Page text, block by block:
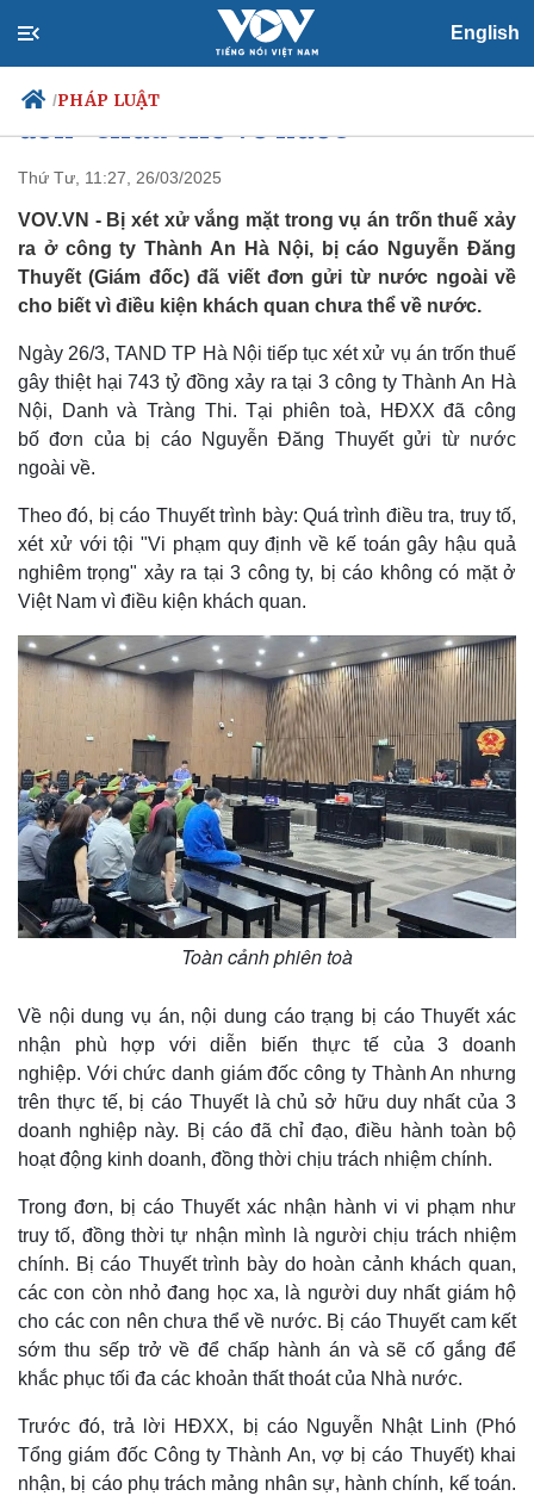
English
/PHÁP LUẬT
Chính trị
Đảng
Tổ chức nhân sự
Quốc hội
Xã hội
Tin 24h
Dự báo thời tiết
Giáo dục
Việc làm
Biển đảo
Thế giới
Quan sát
Cuộc sống đó đây
Hồ sơ
Multimedia
Video
Ảnh
E-Magazine
Infographic
Xét xử vụ Thành An Hà Nội: Bị
cáo Nguyễn Đăng Thuyết viết
đơn "chưa thể về nước"
Thứ Tư, 11:27, 26/03/2025
VOV.VN - Bị xét xử vắng mặt trong vụ án trốn thuế xảy
ra ở công ty Thành An Hà Nội, bị cáo Nguyễn Đăng
Thuyết (Giám đốc) đã viết đơn gửi từ nước ngoài về
cho biết vì điều kiện khách quan chưa thể về nước.
Ngày 26/3, TAND TP Hà Nội tiếp tục xét xử vụ án trốn thuế
gây thiệt hại 743 tỷ đồng xảy ra tại 3 công ty Thành An Hà
Nội, Danh và Tràng Thi. Tại phiên toà, HĐXX đã công
bố đơn của bị cáo Nguyễn Đăng Thuyết gửi từ nước
ngoài về.
Theo đó, bị cáo Thuyết trình bày: Quá trình điều tra, truy tố,
xét xử với tội "Vi phạm quy định về kế toán gây hậu quả
nghiêm trọng" xảy ra tại 3 công ty, bị cáo không có mặt ở
Việt Nam vì điều kiện khách quan.
Toàn cảnh phiên toà
Về nội dung vụ án, nội dung cáo trạng bị cáo Thuyết xác
nhận phù hợp với diễn biến thực tế của 3 doanh
nghiệp. Với chức danh giám đốc công ty Thành An nhưng
trên thực tế, bị cáo Thuyết là chủ sở hữu duy nhất của 3
doanh nghiệp này. Bị cáo đã chỉ đạo, điều hành toàn bộ
hoạt động kinh doanh, đồng thời chịu trách nhiệm chính.
Trong đơn, bị cáo Thuyết xác nhận hành vi vi phạm như
truy tố, đồng thời tự nhận mình là người chịu trách nhiệm
chính. Bị cáo Thuyết trình bày do hoàn cảnh khách quan,
các con còn nhỏ đang học xa, là người duy nhất giám hộ
cho các con nên chưa thể về nước. Bị cáo Thuyết cam kết
sớm thu sếp trở về để chấp hành án và sẽ cố gắng để
khắc phục tối đa các khoản thất thoát của Nhà nước.
Trước đó, trả lời HĐXX, bị cáo Nguyễn Nhật Linh (Phó
Tổng giám đốc Công ty Thành An, vợ bị cáo Thuyết) khai
nhận, bị cáo phụ trách mảng nhân sự, hành chính, kế toán.